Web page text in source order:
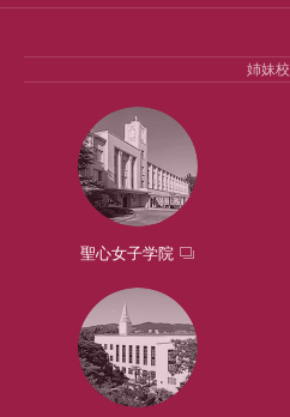
姉妹校
聖心女子学院